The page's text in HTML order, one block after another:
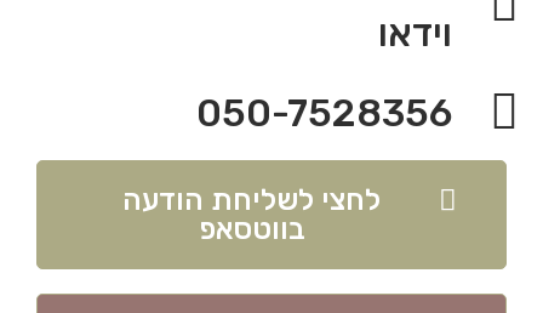
וידאו
050-7528356
לחצי לשליחת הודעה
בווטסאפ